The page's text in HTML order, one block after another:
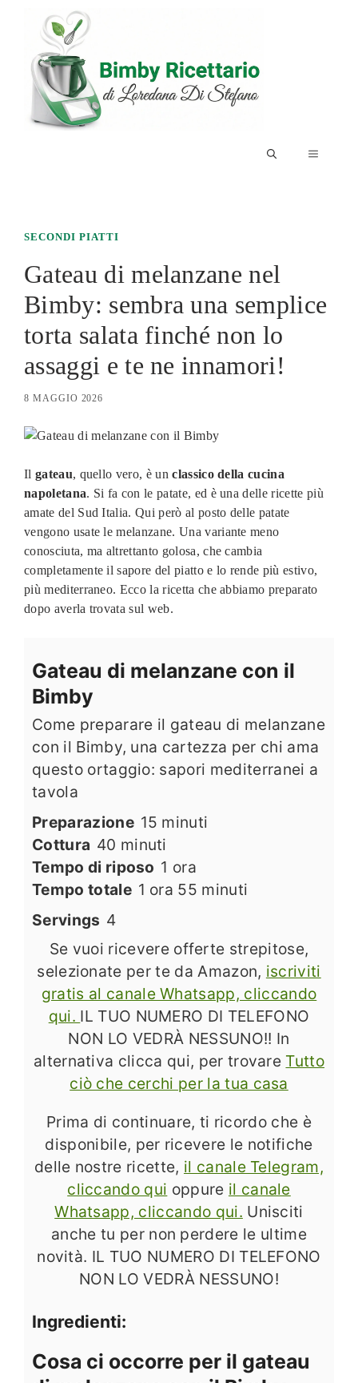
contenuto
MENU
SECONDI PIATTI
Gateau di melanzane nel
Bimby: sembra una semplice
torta salata finché non lo
assaggi e te ne innamori!
8 MAGGIO 2026
Il gateau, quello vero, è unclassico della cucina
napoletana. Si fa con le patate, ed è una delle ricette più
amate del Sud Italia. Qui però al posto delle patate
vengono usate le melanzane. Una variante meno
conosciuta, ma altrettanto golosa, che cambia
completamente il sapore del piatto e lo rende più estivo,
più mediterraneo. Ecco la ricetta che abbiamo preparato
dopo averla trovata sul web.
Gateau di melanzane con il
Bimby
Come preparare il gateau di melanzane
con il Bimby, una cartezza per chi ama
questo ortaggio: sapori mediterranei a
tavola
Preparazione 15 minuti
minuti
Cottura 40 minuti
minuti
Tempo di riposo 1 ora
ora
Tempo totale 1 ora
ora 55 minuti
minuti
Servings 4
Se vuoi ricevere offerte strepitose,
selezionate per te da Amazon, iscriviti
gratis al canale Whatsapp, cliccando
qui. IL TUO NUMERO DI TELEFONO
NON LO VEDRÀ NESSUNO!! In
alternativa clicca qui, per trovare Tutto
ciò che cerchi per la tua casa
Prima di continuare, ti ricordo che è
disponibile, per ricevere le notifiche
delle nostre ricette, il canale Telegram,
cliccando qui oppure il canale
Whatsapp, cliccando qui. Unisciti
anche tu per non perdere le ultime
novità. IL TUO NUMERO DI TELEFONO
NON LO VEDRÀ NESSUNO!
Ingredienti:
Cosa ci occorre per il gateau